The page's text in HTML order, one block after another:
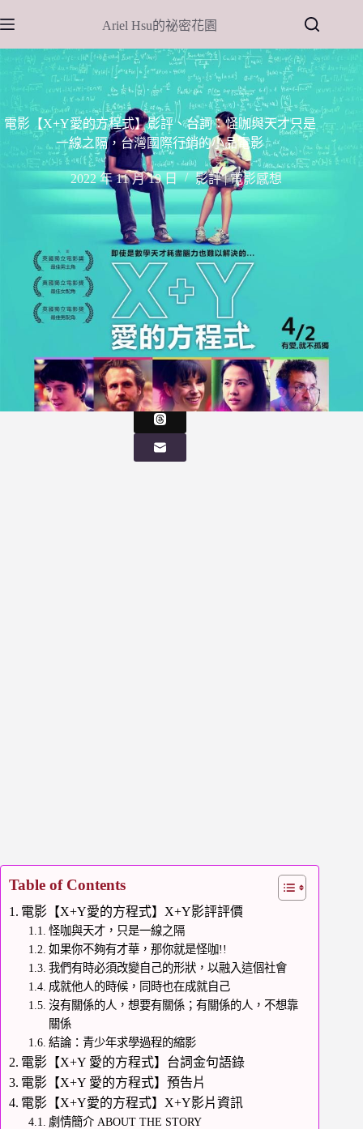
至
主
Ariel Hsu的祕密花園
電影【X+Y愛的方程式】影評、台詞：怪咖與天才只是
一線之隔，台灣國際行銷的小品電影
2022 年 11 月 19 日 影評 | 電影感想
Table of Contents
電影【X+Y愛的方程式】X+Y影評評價
怪咖與天才，只是一線之隔
如果你不夠有才華，那你就是怪咖!!
我們有時必須改變自己的形狀，以融入這個社會
成就他人的時候，同時也在成就自己
沒有關係的人，想要有關係；有關係的人，不想靠
關係
結論：青少年求學過程的縮影
電影【X+Y 愛的方程式】台詞金句語錄
電影【X+Y 愛的方程式】預告片
電影【X+Y愛的方程式】X+Y影片資訊
劇情簡介 ABOUT THE STORY